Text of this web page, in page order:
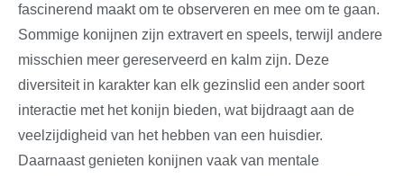
fascinerend maakt om te observeren en mee om te gaan.
Sommige konijnen zijn extravert en speels, terwijl andere
misschien meer gereserveerd en kalm zijn. Deze
diversiteit in karakter kan elk gezinslid een ander soort
interactie met het konijn bieden, wat bijdraagt aan de
veelzijdigheid van het hebben van een huisdier.
Daarnaast genieten konijnen vaak van mentale